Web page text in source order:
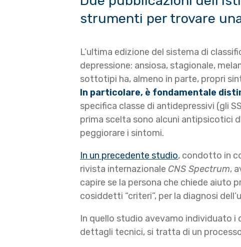
strumenti per trovare
L’ultima edizione del sistema di
depressione: ansiosa, stagionale,
sottotipi ha, almeno in parte, propri
In particolare, è fondamentale
specifica classe di antidepressivi (gli
prima scelta sono alcuni antipsicotici
peggiorare i sintomi.
In un precedente studio, condotto in
rivista internazionale CNS Spectrum,
capire se la persona che chiede aiuto
cosiddetti “criteri”, per la diagnosi
In quello studio avevamo individuato
dettagli tecnici, si tratta di un